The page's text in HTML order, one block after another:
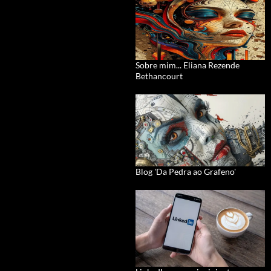
Sobre mim... Eliana Rezende
Bethancourt
Blog 'Da Pedra ao Grafeno'